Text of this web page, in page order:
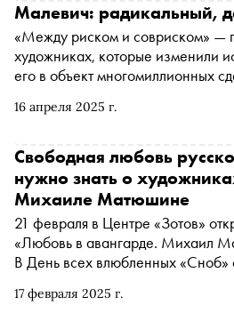
16 апреля 2025 г.
Малевич: радикальный,
«Между риском и совриском» — проект «Сноба» о
художниках, которые изменили
его в объект многомиллионных
и телеведущий Лео Канделаки
17 февраля 2025 г.
Свободная любовь
нужно знать о
Михаиле Матюшине
21 февраля в Центре «Зотов»
«Любовь в авангарде. Михаил
В День всех влюбленных «Сноб»
«возглавили» авангард, как он